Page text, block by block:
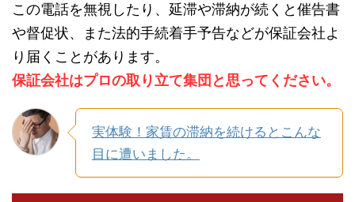
この電話を無視したり、延滞や滞納が続くと催告書
や督促状、また法的手続着手予告などが保証会社よ
り届くことがあります。
保証会社はプロの取り立て集団と思ってください。
実体験！家賃の滞納を続けるとこんな
目に遭いました。